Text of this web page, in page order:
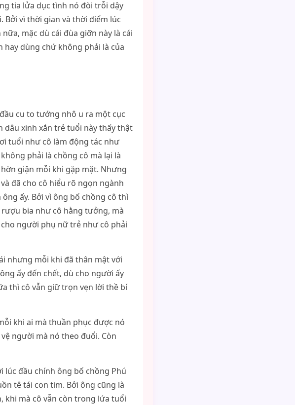
tia lửa dục tình nó đòi trỗi dậy
Bởi vì thời gian và thời điểm lúc
mặc dù cái đùa giỡn này là cái
dùng chứ không phải là của
cu to tướng nhô u ra một cục
dâu xinh xắn trẻ tuổi này thấy thật
tuổi như cô làm động tác như
phải là chồng cô mà lại là
giận mỗi khi gặp mặt. Nhưng
đã cho cô hiểu rõ ngọn ngành
ấy. Bởi vì ông bố chồng cô thì
bia như cô hằng tưởng, mà
người phụ nữ trẻ như cô phải
nhưng mỗi khi đã thân mật với
ấy đến chết, dù cho người ấy
thì cô vẫn giữ trọn vẹn lời thề bí
khi ai mà thuần phục được nó
người mà nó theo đuổi. Còn
lúc đầu chính ông bố chồng Phú
tê tái con tim. Bởi ông cũng là
mà cô vẫn còn trong lứa tuổi